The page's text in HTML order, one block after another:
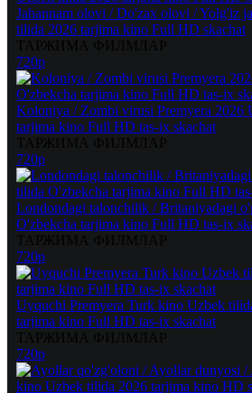
Jahannam olovi / Do'zax olovi / Yolg'iz
tilida 2026 tarjima kino Full HD skachat
720p
Koloniya / Zombi virusi Premyera 2026
tarjima kino Full HD tas-ix skachat
720p
Londondagi talonchilik / Britaniyadagi
O'zbekcha tarjima kino Full HD tas-ix
720p
Uyquchi Premyera Turk kino Uzbek
tarjima kino Full HD tas-ix skachat
720p